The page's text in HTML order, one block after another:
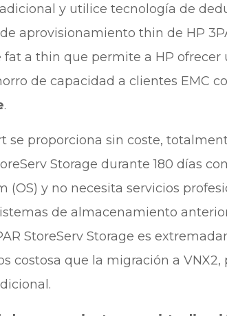
y utilice tecnología de
aprovisionamiento thin de HP
fat a thin que permite a HP ofrecer
de capacidad a clientes EMC
.
se proporciona sin coste,
Storage durante 180 días
(OS) y no necesita servicios
de almacenamiento
StoreServ Storage es
costosa que la migración a VNX2,